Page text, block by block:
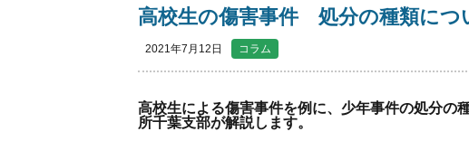
高校生の傷害事件 処分の種類につ
2021年7月12日 コラム
高校生による傷害事件を例に、少年事件の処分の
所千葉支部が解説します。